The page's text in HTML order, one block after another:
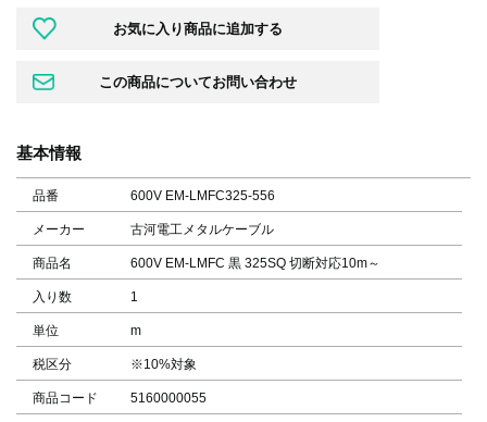
基本情報
品番 600V EM-LMFC325-556
メーカー 古河電工メタルケーブル
商品名 600V EM-LMFC 黒 325SQ 切断対応10m～
入り数 1
単位 m
税区分 ※10%対象
商品コード 5160000055